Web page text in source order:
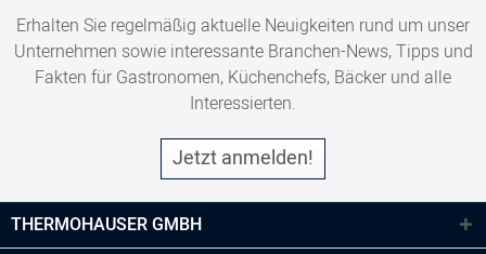
Erhalten Sie regelmäßig aktuelle Neuigkeiten rund um unser
Unternehmen sowie interessante Branchen-News, Tipps und
Fakten für Gastronomen, Küchenchefs, Bäcker und alle
Interessierten.
Jetzt anmelden!
THERMOHAUSER GMBH